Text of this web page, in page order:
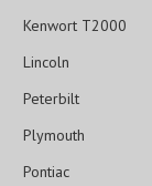
Kenwort T2000
Lincoln
Peterbilt
Plymouth
Pontiac